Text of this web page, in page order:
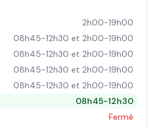
2h00-19h00
08h45-12h30 et 2h00-19h00
08h45-12h30 et 2h00-19h00
08h45-12h30 et 2h00-19h00
08h45-12h30 et 2h00-19h00
08h45-12h30
Fermé